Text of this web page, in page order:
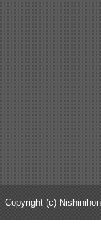
Copyright (c)